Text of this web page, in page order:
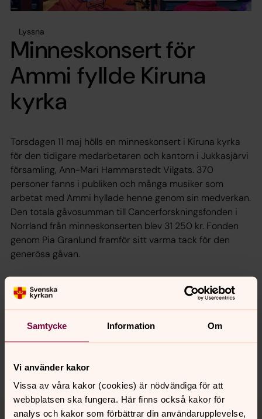
Samtycke Information Om
Vi använder kakor
Vissa av våra kakor (cookies) är nödvändiga för att
webbplatsen ska fungera. Här finns också kakor för
analys och kakor som förbättrar din användarupplevelse,
Lyssna
Minneskonsert för
Ammi fyllde Kiruna
kyrka
Torsdagen 11 maj hölls en minneskonsert i Kiruna kyrka
för den tidigare medarbetaren och kantorn i Jukkasjärvi
församling, Ann-Mari Hammarstedt Vilgats. 370
personer fanns i publiken och många musiker som
arbetat med Ammi hyllade henne genom sin medverkan.
Den totala gåvosumman till Cancerforskningsfonden i
Norrland från minneskonserten blev 31 250 kr. Fonden
genom Pia Granlund framför sitt varma tack för den
generösa gåvan.
Synpunkter eller frågor på sidans
innehåll?
jukkasjarvi.forsamling@svenskakyrkan.se
Dela
Tillbaka till toppen
Tillbaka till innehållet